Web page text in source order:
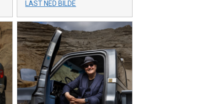
LAST NED BILDE